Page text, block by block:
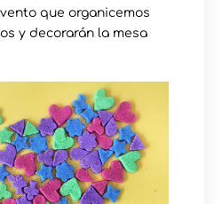
que organicemos
y decorarán la mesa